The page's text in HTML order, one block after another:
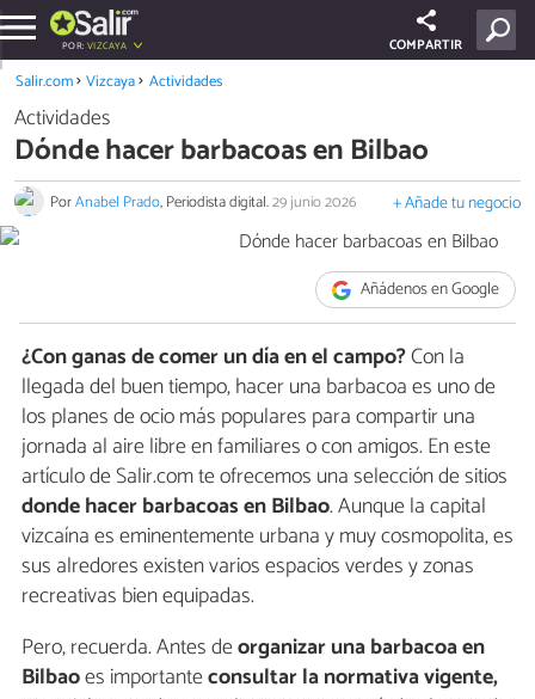
POR:VIZCAYA COMPARTIR
Salir.com Vizcaya Actividades
Actividades
Dónde hacer barbacoas en Bilbao
PorAnabel Prado, Periodista digital.29 junio 2026 + Añade tu negocio
Añádenos en Google
¿Con ganas de comer un día en el campo?Con la
llegada del buen tiempo, hacer una barbacoa es uno de
los planes de ocio más populares para compartir una
jornada al aire libre en familiares o con amigos. En este
artículo de Salir.com te ofrecemos una selección de sitios
donde hacer barbacoas en Bilbao. Aunque la capital
vizcaína es eminentemente urbana y muy cosmopolita, es
sus alredores existen varios espacios verdes y zonas
recreativas bien equipadas.
Pero, recuerda. Antes deorganizar una barbacoa en
Bilbaoes importanteconsultar la normativa vigente,